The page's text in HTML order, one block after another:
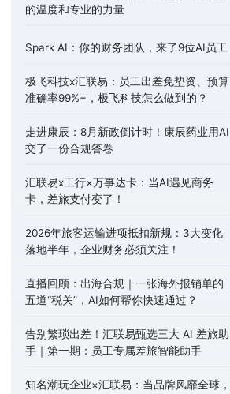
的温度和专业的力量
Spark AI：你的财务团队，来了9位AI员工
极飞科技x汇联易：员工出差免垫资、预算
准确率99%+，极飞科技怎么做到的？
走进康辰：8月新政倒计时！康辰药业用AI
交了一份合规答卷
汇联易x工行×万事达卡：当AI遇见商务
卡，差旅支付变了！
2026年旅客运输进项抵扣新规：3大变化
落地半年，企业财务必须关注！
直播回顾：出海合规｜一张海外报销单的
五道“税关”，AI如何帮你快速通过？
告别繁琐出差！汇联易甄选三大 AI 差旅助
手｜第一期：员工专属差旅智能助手
知名潮玩企业×汇联易：当品牌风靡全球，